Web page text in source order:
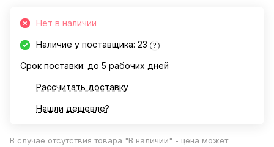
Нет в наличии
Наличие у поставщика: 23 ?
Срок поставки: до 5 рабочих дней
Рассчитать доставку
Нашли дешевле?
В случае отсутствия товара "В наличии" - цена может